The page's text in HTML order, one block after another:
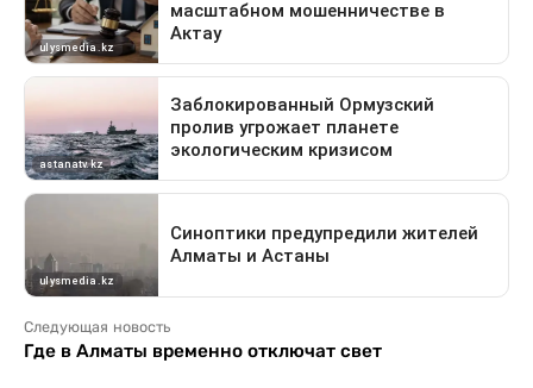
Следующая новость
Где в Алматы временно отключат свет